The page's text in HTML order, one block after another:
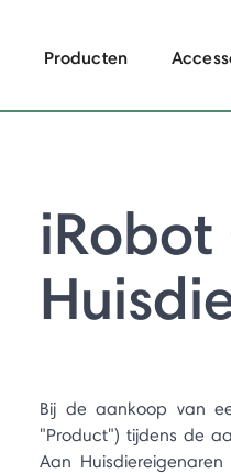
Producten
Bij de aankoop van
"Product") tijdens de
Aan